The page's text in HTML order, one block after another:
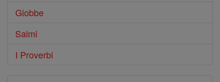
Giobbe
Salmi
I Proverbi